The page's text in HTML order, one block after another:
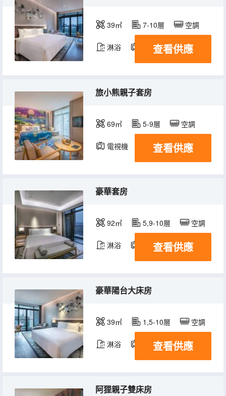
39㎡ 7-10層 空調
淋浴 電視機 冰箱
查看供應
旅小熊親子套房
69㎡ 5-9層 空調
電視機 冰箱
查看供應
豪華套房
92㎡ 5,9-10層 空調
淋浴 電視機 冰箱
查看供應
豪華陽台大床房
39㎡ 1,5-10層 空調
淋浴 電視機 冰箱
查看供應
阿狸親子雙床房